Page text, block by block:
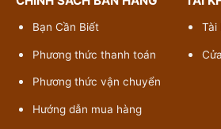
Bạn Cần Biết
Phương thức thanh toán
Phương thức vận chuyển
Hướng dẫn mua hàng
Tài